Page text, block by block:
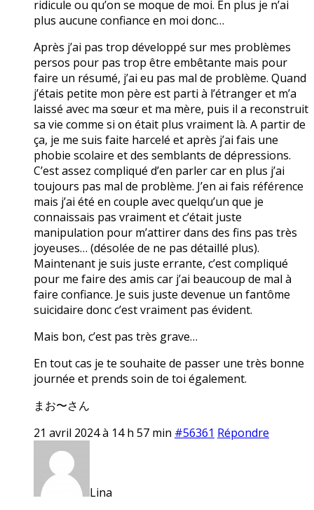
ridicule ou qu’on se moque de moi. En plus je n’ai
plus aucune confiance en moi donc…
Après j’ai pas trop développé sur mes problèmes
persos pour pas trop être embêtante mais pour
faire un résumé, j’ai eu pas mal de problème. Quand
j’étais petite mon père est parti à l’étranger et m’a
laissé avec ma sœur et ma mère, puis il a reconstruit
sa vie comme si on était plus vraiment là. A partir de
ça, je me suis faite harcelé et après j’ai fais une
phobie scolaire et des semblants de dépressions.
C’est assez compliqué d’en parler car en plus j’ai
toujours pas mal de problème. J’en ai fais référence
mais j’ai été en couple avec quelqu’un que je
connaissais pas vraiment et c’était juste
manipulation pour m’attirer dans des fins pas très
joyeuses… (désolée de ne pas détaillé plus).
Maintenant je suis juste errante, c’est compliqué
pour me faire des amis car j’ai beaucoup de mal à
faire confiance. Je suis juste devenue un fantôme
suicidaire donc c’est vraiment pas évident.
Mais bon, c’est pas très grave…
En tout cas je te souhaite de passer une très bonne
journée et prends soin de toi également.
まお〜さん
21 avril 2024 à 14 h 57 min #56361 Répondre
Lina